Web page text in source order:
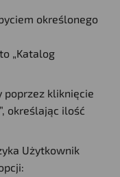
określonego
„Katalog
poprzez kliknięcie
określając ilość
Użytkownik